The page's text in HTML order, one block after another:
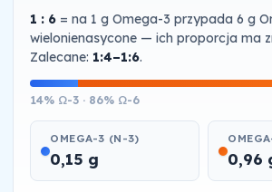
1 : 6= na 1 g Omega-3 przypada 6 g
wielonienasycone — ich proporcja ma
Zalecane: 1:4–1:6.
14% Ω-3 · 86% Ω-6
OMEGA-3 (N-3)
0,15 g 0,96